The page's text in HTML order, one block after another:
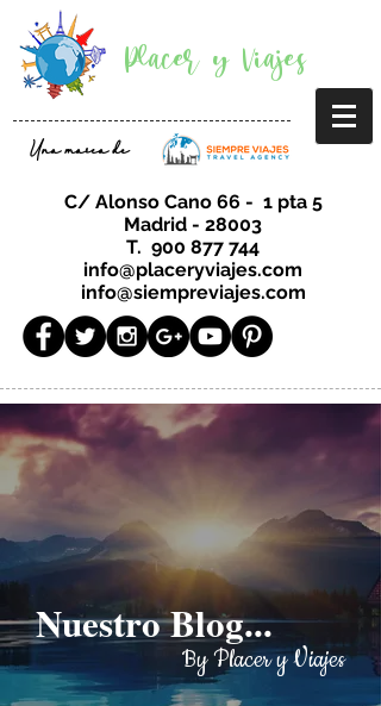
Placer y Viajes
Una marca de
C/ Alonso Cano 66 - 1 pta 5
Madrid - 28003
T. 900 877 744
info@placeryviajes.com
info@siempreviajes.com
Nuestro Blog...
By Placer y Viajes